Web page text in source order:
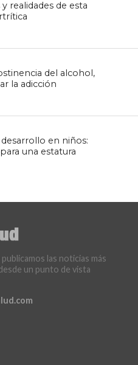
realidades de esta
del alcohol,
la adicción
en niños:
una estatura
las noticias más
un punto de vista